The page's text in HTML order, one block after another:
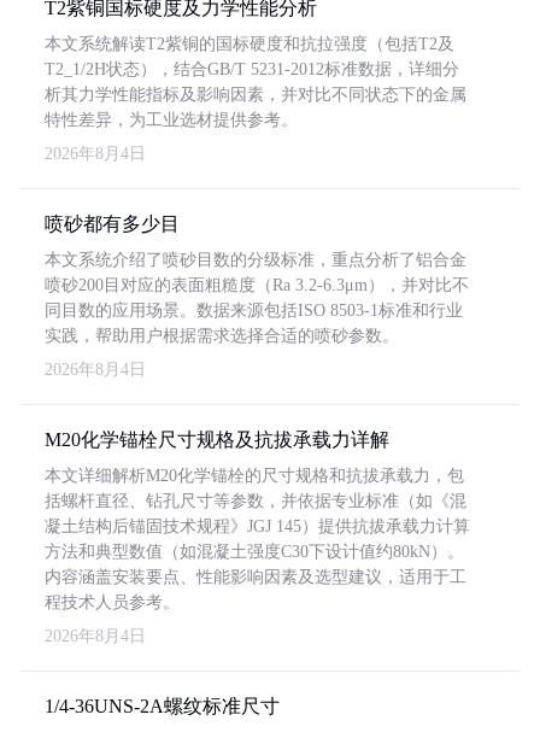
T2紫铜国标硬度及力学性能分析
本文系统解读T2紫铜的国标硬度和抗拉强度（包括T2及
T2_1/2H状态），结合GB/T 5231-2012标准数据，详细分
析其力学性能指标及影响因素，并对比不同状态下的金属
特性差异，为工业选材提供参考。
2026年8月4日
喷砂都有多少目
本文系统介绍了喷砂目数的分级标准，重点分析了铝合金
喷砂200目对应的表面粗糙度（Ra 3.2-6.3μm），并对比不
同目数的应用场景。数据来源包括ISO 8503-1标准和行业
实践，帮助用户根据需求选择合适的喷砂参数。
2026年8月4日
M20化学锚栓尺寸规格及抗拔承载力详解
本文详细解析M20化学锚栓的尺寸规格和抗拔承载力，包
括螺杆直径、钻孔尺寸等参数，并依据专业标准（如《混
凝土结构后锚固技术规程》JGJ 145）提供抗拔承载力计算
方法和典型数值（如混凝土强度C30下设计值约80kN）。
内容涵盖安装要点、性能影响因素及选型建议，适用于工
程技术人员参考。
2026年8月4日
1/4-36UNS-2A螺纹标准尺寸